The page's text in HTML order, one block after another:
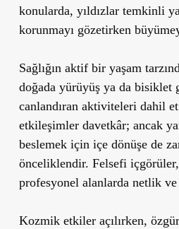
konularda, yıldızlar temkinli
korunmayı gözetirken
Sağlığın aktif bir yaşam
doğada yürüyüş ya da bisiklet
canlandıran aktiviteleri dahil
etkileşimler davetkâr; ancak
beslemek için içe dönüşe de
önceliklendir. Felsefi
profesyonel alanlarda netlik
Kozmik etkiler açılırken,